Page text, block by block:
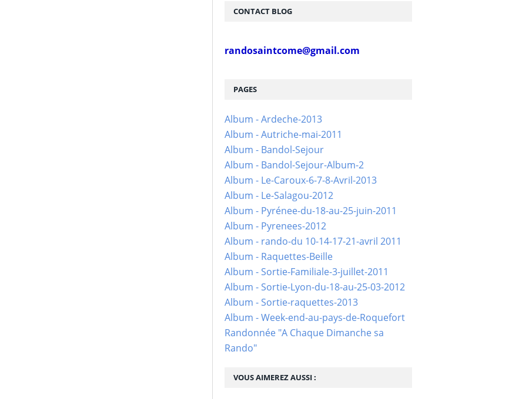
VOUS AIMEREZ AUSSI :
PAGES
Album - Ardeche-2013
Album - Autriche-mai-2011
Album - Bandol-Sejour
Album - Bandol-Sejour-Album-2
Album - Le-Caroux-6-7-8-Avril-2013
Album - Le-Salagou-2012
Album - Pyrénee-du-18-au-25-juin-2011
Album - Pyrenees-2012
Album - rando-du 10-14-17-21-avril 2011
Album - Raquettes-Beille
Album - Sortie-Familiale-3-juillet-2011
Album - Sortie-Lyon-du-18-au-25-03-2012
Album - Sortie-raquettes-2013
Album - Week-end-au-pays-de-Roquefort
Randonnée "A Chaque Dimanche sa
Rando"
CONTACT BLOG
randosaintcome@gmail.com